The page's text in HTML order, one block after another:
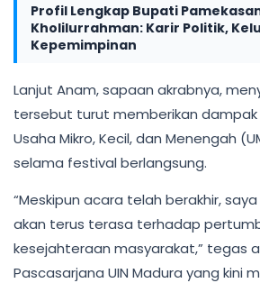
Profil Lengkap Bupati
Kholilurrahman: Karir Politik,
Kepemimpinan
Lanjut Anam, sapaan akrabnya,
tersebut turut memberikan
Usaha Mikro, Kecil, dan Menengah
selama festival berlangsung.
“Meskipun acara telah berakhir,
akan terus terasa terhadap
kesejahteraan masyarakat,” tegas
Pascasarjana UIN Madura yang kini